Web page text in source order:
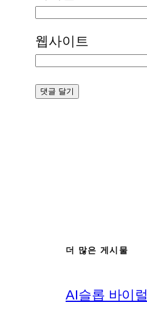
웹사이트
더 많은 게시물
AI슬롭 바이럴